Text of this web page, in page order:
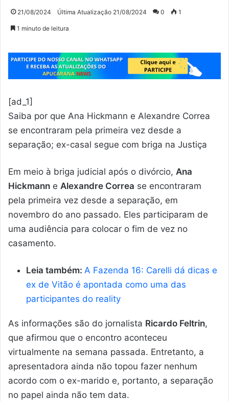
21/08/2024 Última Atualização 21/08/2024 0 1
1 minuto de leitura
[ad_1]
Saiba por que Ana Hickmann e Alexandre Correa
se encontraram pela primeira vez desde a
separação; ex-casal segue com briga na Justiça
Em meio à briga judicial após o divórcio, Ana
Hickmann e Alexandre Correa se encontraram
pela primeira vez desde a separação, em
novembro do ano passado. Eles participaram de
uma audiência para colocar o fim de vez no
casamento.
Leia também: A Fazenda 16: Carelli dá dicas e
ex de Vitão é apontada como uma das
participantes do reality
As informações são do jornalista Ricardo Feltrin,
que afirmou que o encontro aconteceu
virtualmente na semana passada. Entretanto, a
apresentadora ainda não topou fazer nenhum
acordo com o ex-marido e, portanto, a separação
no papel ainda não tem data.